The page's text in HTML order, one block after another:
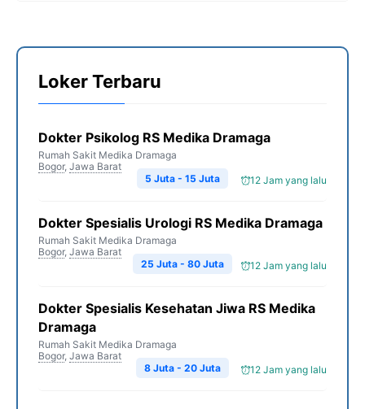
Loker Terbaru
Dokter Psikolog RS Medika Dramaga
Rumah Sakit Medika Dramaga
Bogor, Jawa Barat
12 Jam yang lalu
5 Juta - 15 Juta
Dokter Spesialis Urologi RS Medika Dramaga
Rumah Sakit Medika Dramaga
Bogor, Jawa Barat
12 Jam yang lalu
25 Juta - 80 Juta
Dokter Spesialis Kesehatan Jiwa RS Medika
Dramaga
Rumah Sakit Medika Dramaga
Bogor, Jawa Barat
12 Jam yang lalu
8 Juta - 20 Juta